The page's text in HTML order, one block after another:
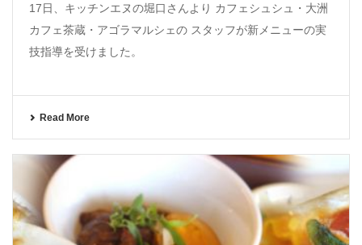
17日、キッチンエヌの堀口さんより カフェシュシュ・大洲
カフェ茶蔵・アゴラマルシェの スタッフが新メニューの実
技指導を受けました。
Read More